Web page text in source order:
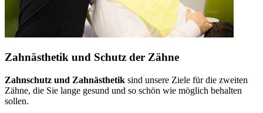
Zahnästhetik und Schutz der Zähne
Zahnschutz und Zahnästhetik sind unsere Ziele für die zweiten
Zähne, die Sie lange gesund und so schön wie möglich behalten
sollen.